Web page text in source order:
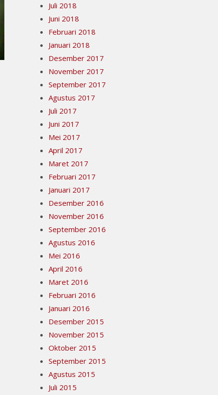
Juli 2018
Juni 2018
Februari 2018
Januari 2018
Desember 2017
November 2017
September 2017
Agustus 2017
Juli 2017
Juni 2017
Mei 2017
April 2017
Maret 2017
Februari 2017
Januari 2017
Desember 2016
November 2016
September 2016
Agustus 2016
Mei 2016
April 2016
Maret 2016
Februari 2016
Januari 2016
Desember 2015
November 2015
Oktober 2015
September 2015
Agustus 2015
Juli 2015